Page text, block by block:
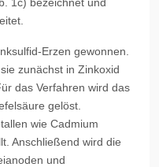
Erzen gewonnen.
zunächst in Zinkoxid
das Verfahren wird das
gelöst.
wie Cadmium
Anschließend wird die
und